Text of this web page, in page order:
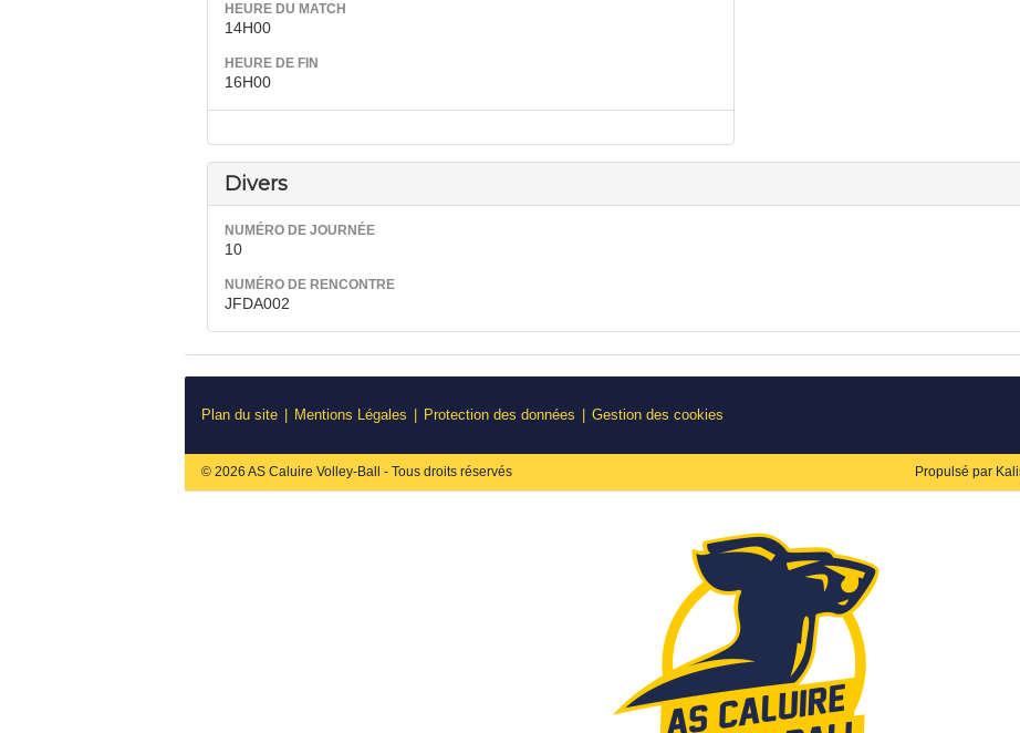
HEURE DU MATCH
14H00
HEURE DE FIN
16H00
Divers
NUMÉRO DE JOURNÉE
10
NUMÉRO DE RENCONTRE
JFDA002
Plan du site Mentions Légales Protection des données Gestion des cookies
© 2026 AS Caluire Volley-Ball - Tous droits réservés Propulsé par